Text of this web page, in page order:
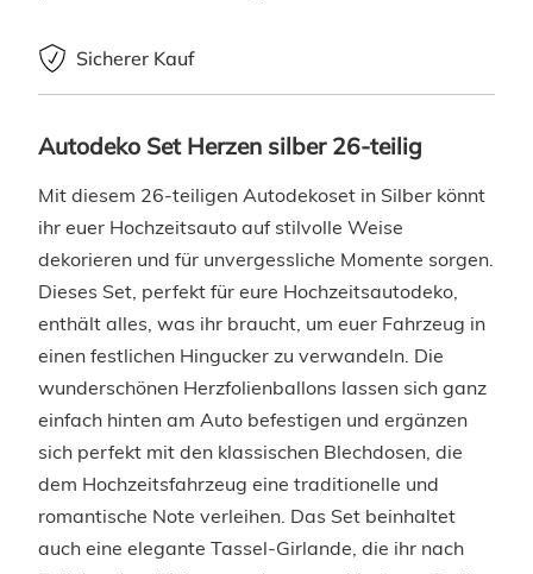
Sicherer Kauf
Autodeko Set Herzen silber 26-teilig
Mit diesem 26-teiligen Autodekoset in Silber könnt
ihr euer Hochzeitsauto auf stilvolle Weise
dekorieren und für unvergessliche Momente sorgen.
Dieses Set, perfekt für eure Hochzeitsautodeko,
enthält alles, was ihr braucht, um euer Fahrzeug in
einen festlichen Hingucker zu verwandeln. Die
wunderschönen Herzfolienballons lassen sich ganz
einfach hinten am Auto befestigen und ergänzen
sich perfekt mit den klassischen Blechdosen, die
dem Hochzeitsfahrzeug eine traditionelle und
romantische Note verleihen. Das Set beinhaltet
auch eine elegante Tassel-Girlande, die ihr nach